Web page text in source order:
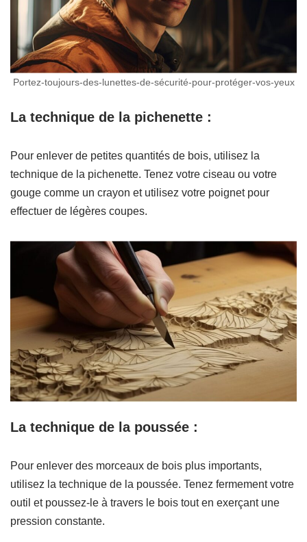
Portez-toujours-des-lunettes-de-sécurité-pour-protéger-vos-yeux
La technique de la pichenette :
Pour enlever de petites quantités de bois, utilisez la
technique de la pichenette. Tenez votre ciseau ou votre
gouge comme un crayon et utilisez votre poignet pour
effectuer de légères coupes.
La technique de la poussée :
Pour enlever des morceaux de bois plus importants,
utilisez la technique de la poussée. Tenez fermement votre
outil et poussez-le à travers le bois tout en exerçant une
pression constante.